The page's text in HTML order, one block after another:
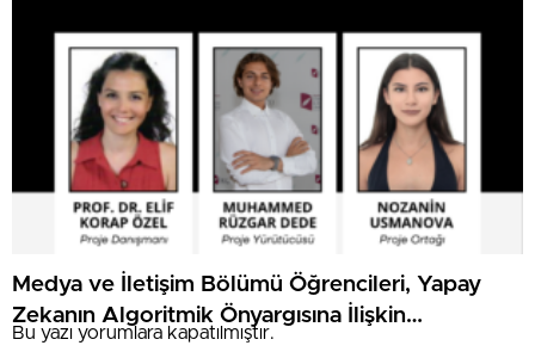
Medya ve İletişim Bölümü Öğrencileri, Yapay
Zekanın Algoritmik Önyargısına İlişkin
Farkındalık Düzeylerini Araştıracak
Bu yazı yorumlara kapatılmıştır.